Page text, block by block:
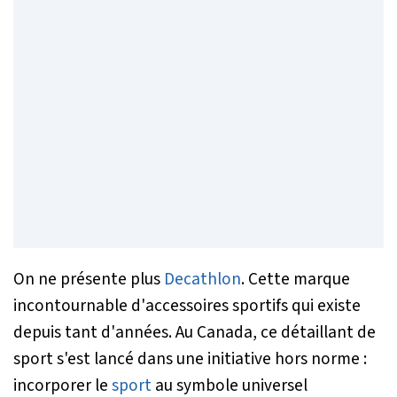
On ne présente plus Decathlon. Cette marque
incontournable d'accessoires sportifs qui existe
depuis tant d'années. Au Canada, ce détaillant de
sport s'est lancé dans une initiative hors norme :
incorporer lesportau symbole universel